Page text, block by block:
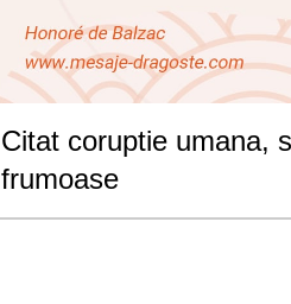
Citat coruptie umana,
frumoase